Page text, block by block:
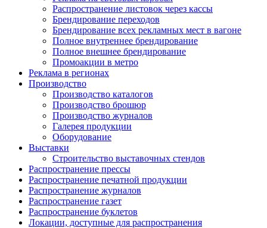
Распространение листовок через кассы
Брендирование переходов
Брендирование всех рекламных мест в вагоне
Полное внутреннее брендирование
Полное внешнее брендирование
Промоакции в метро
Реклама в регионах
Производство
Производство каталогов
Производство брошюр
Производство журналов
Галерея продукции
Оборудование
Выставки
Строительство выставочных стендов
Распространение прессы
Распространение печатной продукции
Распространение журналов
Распространение газет
Распространение буклетов
Локации, доступные для распространения